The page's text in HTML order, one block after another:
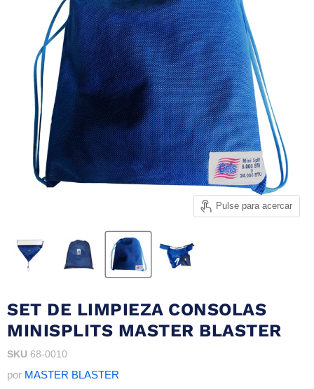
Pulse para acercar
SET DE LIMPIEZA CONSOLAS
MINISPLITS MASTER BLASTER
SKU 68-0010
por MASTER BLASTER